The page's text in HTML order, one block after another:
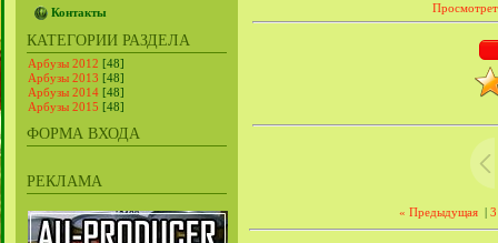
Контакты
КАТЕГОРИИ РАЗДЕЛА
Арбузы 2012 [48]
Арбузы 2013 [48]
Арбузы 2014 [48]
Арбузы 2015 [48]
ФОРМА ВХОДА
РЕКЛАМА
« Предыдущая | 3